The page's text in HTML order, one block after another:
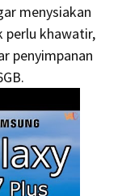
menysiakan
perlu khawatir,
penyimpanan